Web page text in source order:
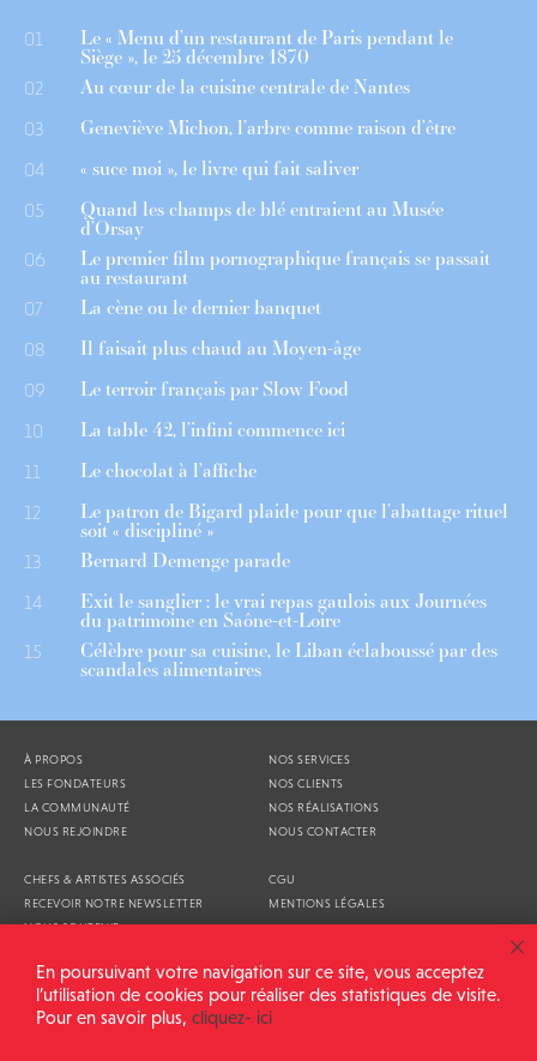
01 Le « Menu d’un restaurant de Paris pendant le
Siège », le 25 décembre 1870
02 Au cœur de la cuisine centrale de Nantes
03 Geneviève Michon, l’arbre comme raison d’être
04 « suce moi », le livre qui fait saliver
05 Quand les champs de blé entraient au Musée
d’Orsay
06 Le premier film pornographique français se passait
au restaurant
07 La cène ou le dernier banquet
08 Il faisait plus chaud au Moyen-âge
09 Le terroir français par Slow Food
10 La table 42, l’infini commence ici
11 Le chocolat à l’affiche
12 Le patron de Bigard plaide pour que l’abattage rituel
soit « discipliné »
13 Bernard Demenge parade
14 Exit le sanglier : le vrai repas gaulois aux Journées
du patrimoine en Saône-et-Loire
15 Célèbre pour sa cuisine, le Liban éclaboussé par des
scandales alimentaires
À PROPOS
LES FONDATEURS
LA COMMUNAUTÉ
NOUS REJOINDRE
NOS SERVICES
NOS CLIENTS
NOS RÉALISATIONS
NOUS CONTACTER
CHEFS & ARTISTES ASSOCIÉS
RECEVOIR NOTRE NEWSLETTER
NOUS SOUTENIR
CGU
MENTIONS LÉGALES
ALIMENTATION GÉNÉRALE © 2026
En poursuivant votre navigation sur ce site, vous acceptez
l’utilisation de cookies pour réaliser des statistiques de visite.
Pour en savoir plus, cliquez- ici